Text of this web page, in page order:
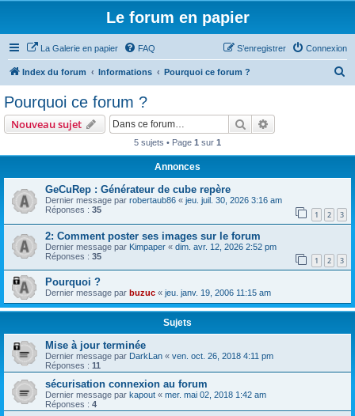
Le forum en papier
La Galerie en papier FAQ Connexion
S’enregistrer
Index du forum Informations Pourquoi ce forum ?
e
Pourquoi ce forum ?
Nouveau sujet Rechercher
5 sujets • Page 1 sur 1
Annonces
GeCuRep : Générateur de cube repère
Dernier message par robertaub86 « jeu. juil. 30, 2026 3:16 am
Réponses : 35 1 2 3
2: Comment poster ses images sur le forum
Dernier message par Kimpaper « dim. avr. 12, 2026 2:52 pm
Réponses : 35 1 2 3
Pourquoi ?
Dernier message par buzuc « jeu. janv. 19, 2006 11:15 am
Sujets
Mise à jour terminée
Dernier message par DarkLan « ven. oct. 26, 2018 4:11 pm
Réponses : 11
sécurisation connexion au forum
Dernier message par kapout « mer. mai 02, 2018 1:42 am
Réponses : 4